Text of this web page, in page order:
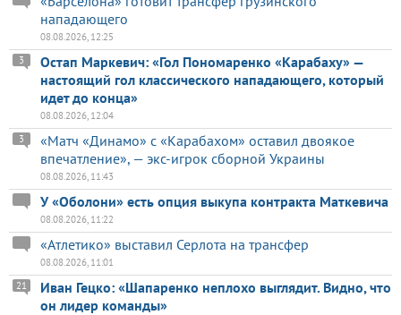
нападающего
08.08.2026, 12:25
Остап Маркевич: «Гол Пономаренко «Карабаху» —
настоящий гол классического нападающего, который
идет до конца»
3
08.08.2026, 12:04
«Матч «Динамо» с «Карабахом» оставил двоякое
впечатление», — экс-игрок сборной Украины
3
08.08.2026, 11:43
У «Оболони» есть опция выкупа контракта Маткевича
08.08.2026, 11:22
«Атлетико» выставил Серлота на трансфер
08.08.2026, 11:01
Иван Гецко: «Шапаренко неплохо выглядит. Видно, что
он лидер команды»
21